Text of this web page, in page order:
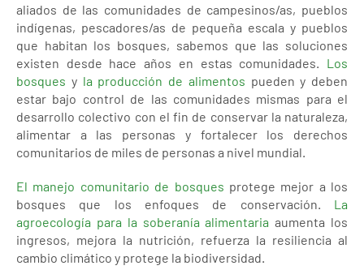
aliados de las comunidades de campesinos/as, pueblos
indígenas, pescadores/as de pequeña escala y pueblos
que habitan los bosques, sabemos que las soluciones
existen desde hace años en estas comunidades. Los
bosques y la producción de alimentos pueden y deben
estar bajo control de las comunidades mismas para el
desarrollo colectivo con el fin de conservar la naturaleza,
alimentar a las personas y fortalecer los derechos
comunitarios de miles de personas a nivel mundial.
El manejo comunitario de bosques protege mejor a los
bosques que los enfoques de conservación. La
agroecología para la soberanía alimentaria aumenta los
ingresos, mejora la nutrición, refuerza la resiliencia al
cambio climático y protege la biodiversidad.